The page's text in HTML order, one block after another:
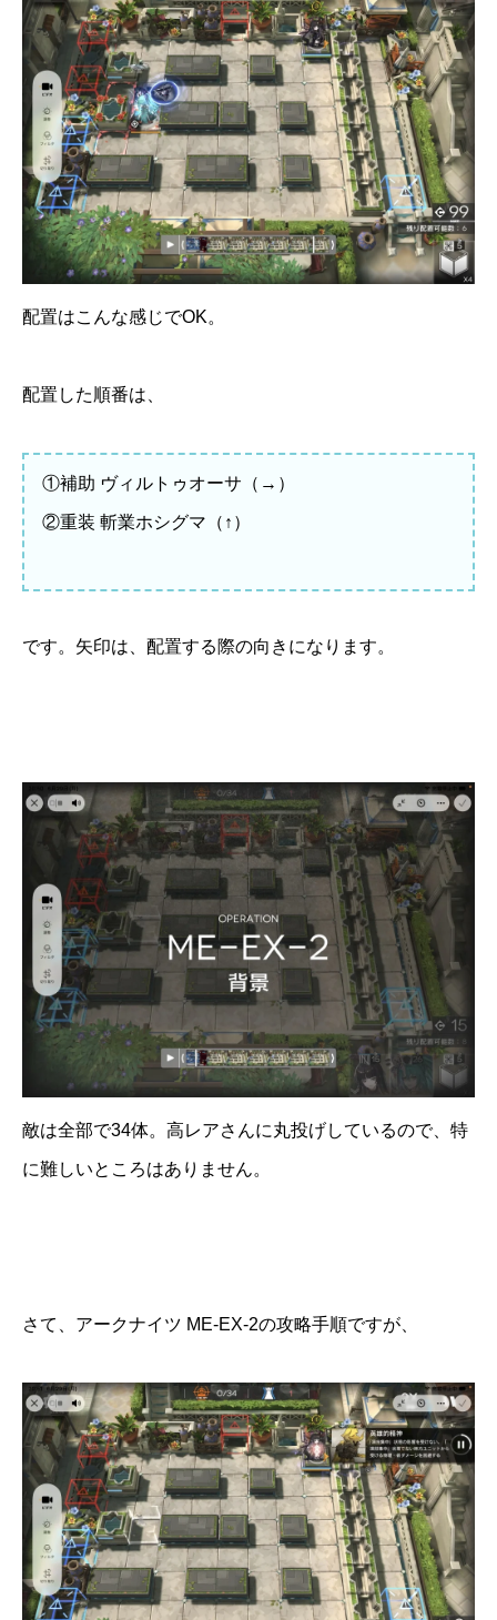
配置はこんな感じでOK。
配置した順番は、
①補助 ヴィルトゥオーサ（→）
②重装 斬業ホシグマ（↑）
です。矢印は、配置する際の向きになります。
敵は全部で34体。高レアさんに丸投げしているので、特
に難しいところはありません。
さて、アークナイツ ME-EX-2の攻略手順ですが、